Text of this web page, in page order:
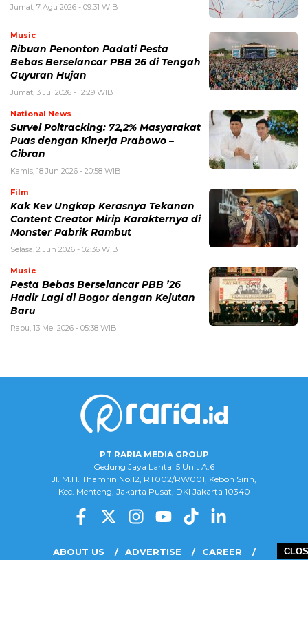
Jumat, 7 Agu 2026 - 09:31 WIB
Music
Ribuan Penonton Padati Pesta
Bebas Berselancar PBB 26 di Tengah
Guyuran Hujan
Jumat, 3 Jul 2026 - 12:29 WIB
National News
Survei Poltracking: 72,2% Masyarakat
Puas dengan Kinerja Prabowo –
Gibran
Kamis, 18 Jun 2026 - 20:58 WIB
Film
Kak Kev Ungkap Kerasnya Tekanan
Content Creator Mirip Karakternya di
Monster Pabrik Rambut
Selasa, 2 Jun 2026 - 02:36 WIB
Music
Pesta Bebas Berselancar PBB ’26
Hadir Lagi di Bogor dengan Kejutan
Baru
Rabu, 13 Mei 2026 - 05:38 WIB
PT RARIA MEDIA GROUP
Gedung Jaya Lantai 5 Unit A.6
Jl. M.H. Thamrin No.12, RT002/RW001, Kebon Sirih,
Kec. Menteng, Jakarta Pusat, DKI Jakarta 10340
ABOUT US ADVERTISE
CAREER